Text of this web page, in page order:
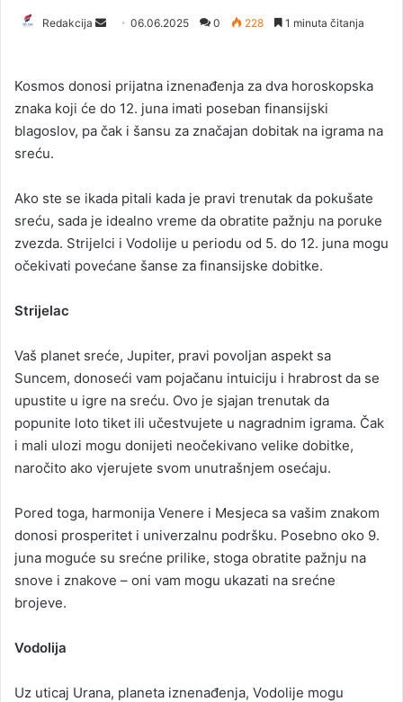
Redakcija
d
a
n
a
i
l
06.06.2025 0 228 1 minuta čitanja
Kosmos donosi prijatna iznenađenja za dva horoskopska
znaka koji će do 12. juna imati poseban finansijski
blagoslov, pa čak i šansu za značajan dobitak na igrama na
sreću.
Ako ste se ikada pitali kada je pravi trenutak da pokušate
sreću, sada je idealno vreme da obratite pažnju na poruke
zvezda. Strijelci i Vodolije u periodu od 5. do 12. juna mogu
očekivati povećane šanse za finansijske dobitke.
Strijelac
Vaš planet sreće, Jupiter, pravi povoljan aspekt sa
Suncem, donoseći vam pojačanu intuiciju i hrabrost da se
upustite u igre na sreću. Ovo je sjajan trenutak da
popunite loto tiket ili učestvujete u nagradnim igrama. Čak
i mali ulozi mogu donijeti neočekivano velike dobitke,
naročito ako vjerujete svom unutrašnjem osećaju.
Pored toga, harmonija Venere i Mesjeca sa vašim znakom
donosi prosperitet i univerzalnu podršku. Posebno oko 9.
juna moguće su srećne prilike, stoga obratite pažnju na
snove i znakove – oni vam mogu ukazati na srećne
brojeve.
Vodolija
Uz uticaj Urana, planeta iznenađenja, Vodolije mogu